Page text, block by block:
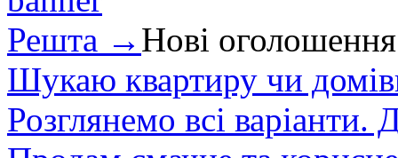
Решта → Нові оголошення
Шукаю квартиру чи
Розглянемо всі варіанти.